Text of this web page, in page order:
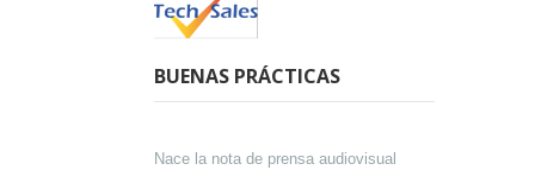
BUENAS PRÁCTICAS
Nace la nota de prensa audiovisual